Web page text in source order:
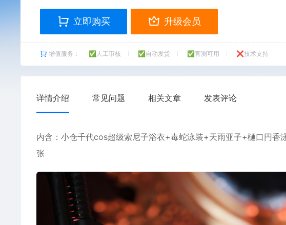
立即购买 升级会员
增值服务： ✅人工审核 ✅自动发货 ✅官测可用 ❌技术支持
详情介绍 常见问题 相关文章 发表评论
内含： 小仓千代cos超级索尼子浴衣+毒蛇泳装+天雨亚子+樋口円
张